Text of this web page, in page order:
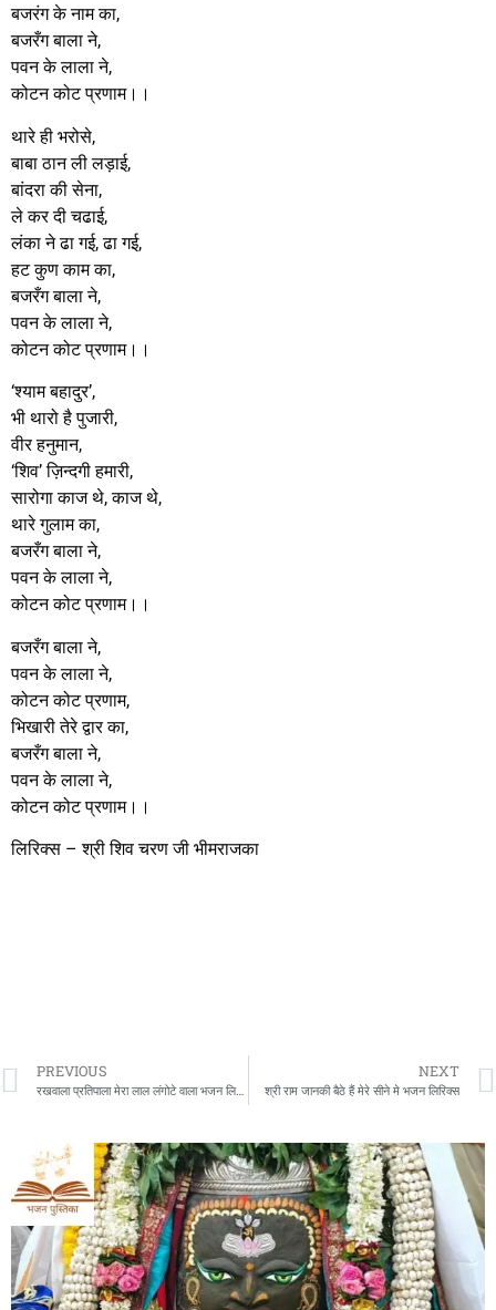
बजरंग के नाम का,
बजरँग बाला ने,
पवन के लाला ने,
कोटन कोट प्रणाम।।
थारे ही भरोसे,
बाबा ठान ली लड़ाई,
बांदरा की सेना,
ले कर दी चढाई,
लंका ने ढा गई, ढा गई,
हट कुण काम का,
बजरँग बाला ने,
पवन के लाला ने,
कोटन कोट प्रणाम।।
‘श्याम बहादुर’,
भी थारो है पुजारी,
वीर हनुमान,
‘शिव’ ज़िन्दगी हमारी,
सारोगा काज थे, काज थे,
थारे गुलाम का,
बजरँग बाला ने,
पवन के लाला ने,
कोटन कोट प्रणाम।।
बजरँग बाला ने,
पवन के लाला ने,
कोटन कोट प्रणाम,
भिखारी तेरे द्वार का,
बजरँग बाला ने,
पवन के लाला ने,
कोटन कोट प्रणाम।।
लिरिक्स – श्री शिव चरण जी भीमराजका
PREVIOUS
रखवाला प्रतिपाला मेरा लाल लंगोटे वाला भजन लिरिक्स
NEXT
श्री राम जानकी बैठे हैं मेरे सीने मे भजन लिरिक्स